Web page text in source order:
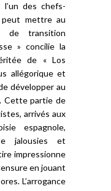
des chefs-
peut mettre au
de transition
» concilie la
de « Los
allégorique et
développer au
Cette partie de
arrivés aux
espagnole,
jalousies et
impressionne
en jouant
L’arrogance